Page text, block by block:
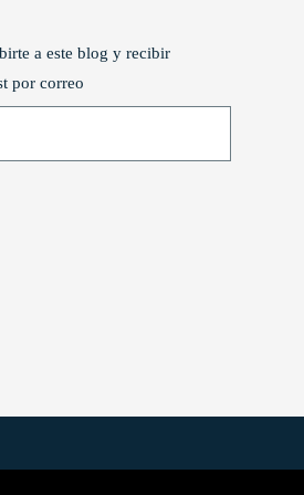
a este blog y recibir
por correo